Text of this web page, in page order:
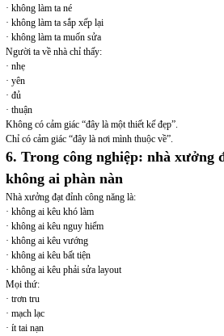
· không làm ta né
· không làm ta sắp xếp lại
· không làm ta muốn sửa
Người ta về nhà chỉ thấy:
· nhẹ
· yên
· đủ
· thuận
Không có cảm giác “đây là một thiết kế đẹp”.
Chỉ có cảm giác “đây là nơi mình thuộc về”.
6. Trong công nghiệp: nhà xưởng
không ai phàn nàn
Nhà xưởng đạt đỉnh công năng là:
· không ai kêu khó làm
· không ai kêu nguy hiểm
· không ai kêu vướng
· không ai kêu bất tiện
· không ai kêu phải sửa layout
Mọi thứ:
· trơn tru
· mạch lạc
· ít tai nạn